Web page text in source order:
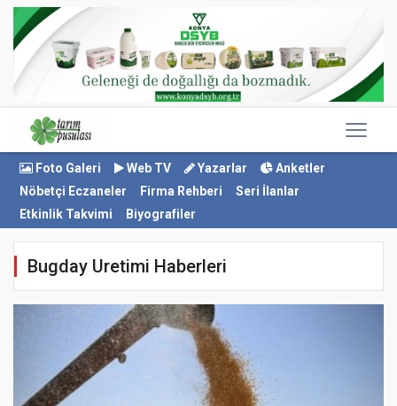
Foto Galeri Web TV Yazarlar
Anketler
Nöbetçi Eczaneler
Firma Rehberi
Seri İlanlar
Etkinlik Takvimi
Biyografiler
Bugday Uretimi Haberleri